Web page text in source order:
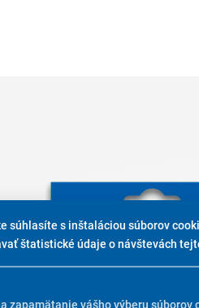
súhlasíte s inštaláciou súborov
štatistické údaje o návštevách
zapamätanie vášho výberu súborov